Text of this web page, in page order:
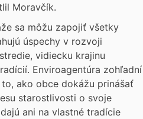
Moravčík.
sa môžu zapojiť všetky
úspechy v rozvoji
vidiecku krajinu
Enviroagentúra zohľadní
ako obce dokážu prinášať
starostlivosti o svoje
ani na vlastné tradície